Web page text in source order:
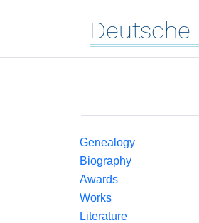
Deutsche
Genealogy
Biography
Awards
Works
Literature